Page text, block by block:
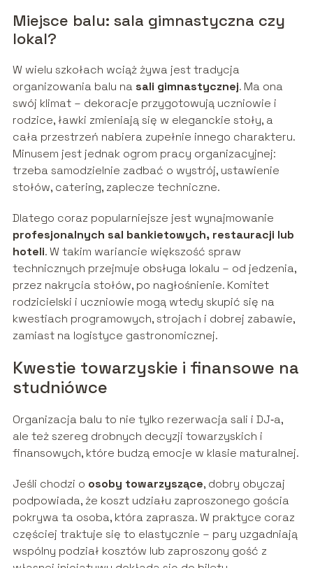
Miejsce balu: sala gimnastyczna czy
lokal?
W wielu szkołach wciąż żywa jest tradycja
organizowania balu na sali gimnastycznej. Ma ona
swój klimat – dekoracje przygotowują uczniowie i
rodzice, ławki zmieniają się w eleganckie stoły, a
cała przestrzeń nabiera zupełnie innego charakteru.
Minusem jest jednak ogrom pracy organizacyjnej:
trzeba samodzielnie zadbać o wystrój, ustawienie
stołów, catering, zaplecze techniczne.
Dlatego coraz popularniejsze jest wynajmowanie
profesjonalnych sal bankietowych, restauracji lub
hoteli. W takim wariancie większość spraw
technicznych przejmuje obsługa lokalu – od jedzenia,
przez nakrycia stołów, po nagłośnienie. Komitet
rodzicielski i uczniowie mogą wtedy skupić się na
kwestiach programowych, strojach i dobrej zabawie,
zamiast na logistyce gastronomicznej.
Kwestie towarzyskie i finansowe na
studniówce
Organizacja balu to nie tylko rezerwacja sali i DJ‑a,
ale też szereg drobnych decyzji towarzyskich i
finansowych, które budzą emocje w klasie maturalnej.
Jeśli chodzi o osoby towarzyszące, dobry obyczaj
podpowiada, że koszt udziału zaproszonego gościa
pokrywa ta osoba, która zaprasza. W praktyce coraz
częściej traktuje się to elastycznie – pary uzgadniają
wspólny podział kosztów lub zaproszony gość z